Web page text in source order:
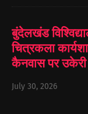
बुंदेलखंड
चित्रकला
कैनवास पर
July 30, 2026